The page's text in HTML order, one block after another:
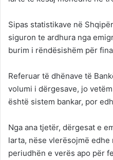
Sipas statistikave në
siguron te ardhura nga
burim i rëndësishëm për
Referuar të dhënave të
volumi i dërgesave, jo
është sistem bankar, por
Nga ana tjetër, dërgesat e
larta, nëse vlerësojmë edhe
periudhën e verës apo për